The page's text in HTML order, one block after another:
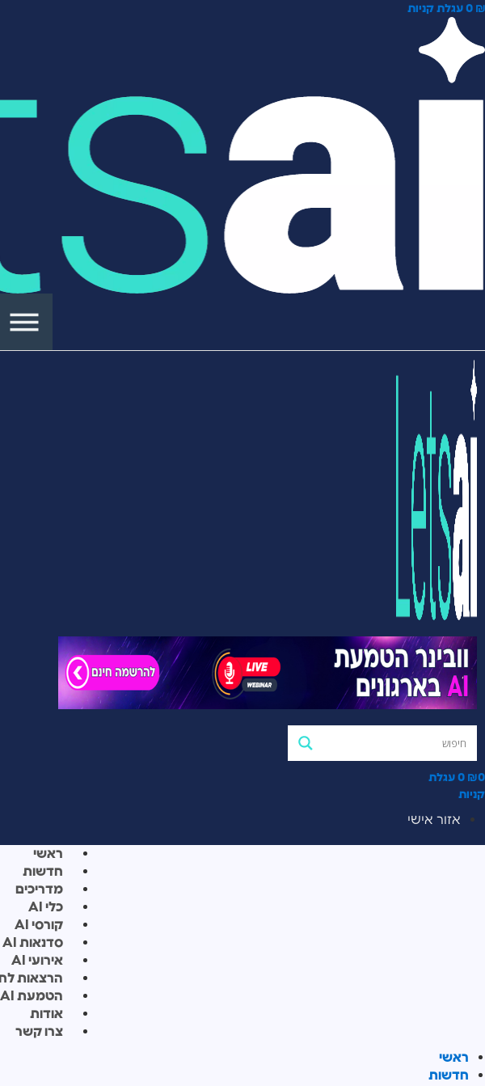
₪
0 עגלת קניות
₪0
0 עגלת
קניות
אזור אישי
ראשי
חדשות
מדריכים
כלי AI
קורסי AI
סדנאות AI
אירועי AI
הרצאות
הטמעת AI
אודות
צרו קשר
ראשי
חדשות